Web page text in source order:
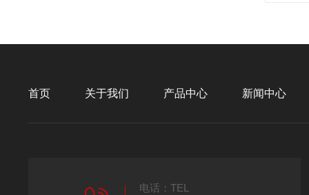
首页 关于我们 产品中心 新闻中心
电话：TEL